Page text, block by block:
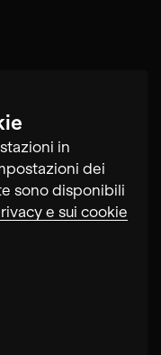
in
dei
sono disponibili
e sui cookie